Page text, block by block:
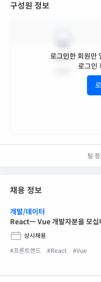
구성원 정보
팀원1
로그인한 회원만
로그인
팀
채용 정보
개발/데이터
Reactㅡ Vue 개발자분을 모십
상시채용
#프론트엔드
#React #Vue